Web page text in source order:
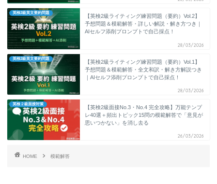
英検2級英文要約問題
【英検2級ライティング練習問題（要約）Vol.2】
予想問題＆模範解答・詳しい解説・解き方つき｜
AIセルフ添削プロンプトで自己採点！
28/03/2026
英検2級英文要約問題
【英検2級ライティング練習問題（要約）Vol.1】
予想問題＆模範解答・全文和訳・解き方解説つき
｜AIセルフ添削プロンプトで自己採点！
28/03/2026
英検２級面接対策
【英検2級面接No.3・No.4 完全攻略】万能テンプ
レ40選＋頻出トピック15問の模範解答で「意見が
思いつかない」を消し去る
26/03/2026
HOME 模範解答